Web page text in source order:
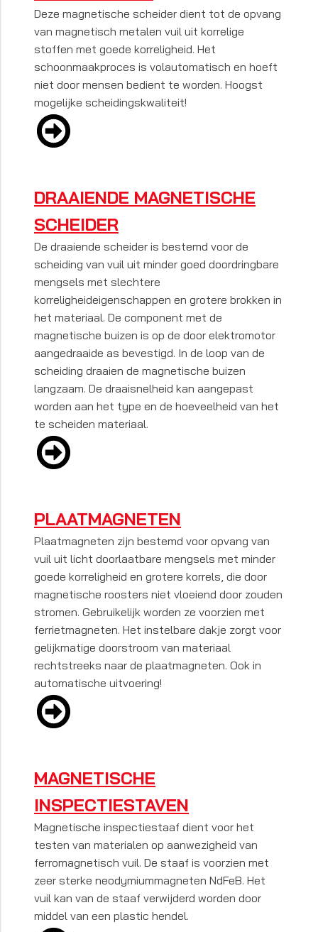
Deze magnetische scheider dient tot de opvang
van magnetisch metalen vuil uit korrelige
stoffen met goede korreligheid. Het
schoonmaakproces is volautomatisch en hoeft
niet door mensen bedient te worden. Hoogst
mogelijke scheidingskwaliteit!
DRAAIENDE MAGNETISCHE
SCHEIDER
De draaiende scheider is bestemd voor de
scheiding van vuil uit minder goed doordringbare
mengsels met slechtere
korreligheideigenschappen en grotere brokken in
het materiaal. De component met de
magnetische buizen is op de door elektromotor
aangedraaide as bevestigd. In de loop van de
scheiding draaien de magnetische buizen
langzaam. De draaisnelheid kan aangepast
worden aan het type en de hoeveelheid van het
te scheiden materiaal.
PLAATMAGNETEN
Plaatmagneten zijn bestemd voor opvang van
vuil uit licht doorlaatbare mengsels met minder
goede korreligheid en grotere korrels, die door
magnetische roosters niet vloeiend door zouden
stromen. Gebruikelijk worden ze voorzien met
ferrietmagneten. Het instelbare dakje zorgt voor
gelijkmatige doorstroom van materiaal
rechtstreeks naar de plaatmagneten. Ook in
automatische uitvoering!
MAGNETISCHE
INSPECTIESTAVEN
Magnetische inspectiestaaf dient voor het
testen van materialen op aanwezigheid van
ferromagnetisch vuil. De staaf is voorzien met
zeer sterke neodymiummagneten NdFeB. Het
vuil kan van de staaf verwijderd worden door
middel van een plastic hendel.